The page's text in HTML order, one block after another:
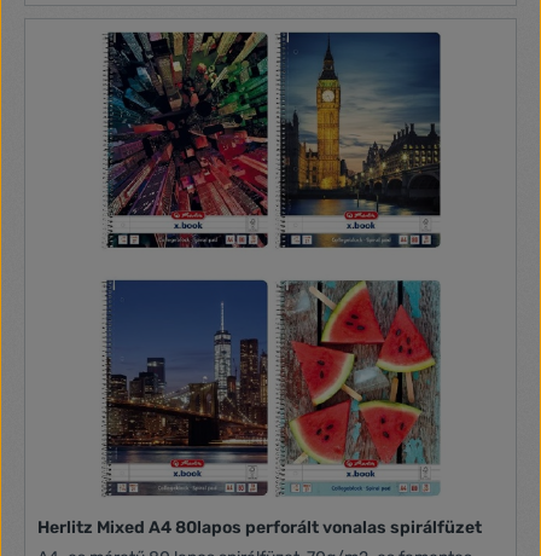
Herlitz Mixed A4 80lapos perforált vonalas spirálfüzet